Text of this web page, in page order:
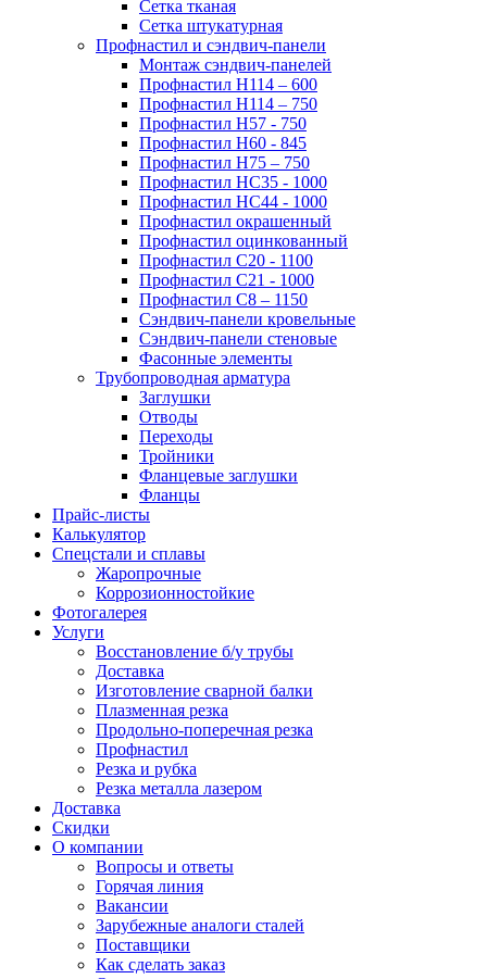
Сетка тканая
Сетка штукатурная
Профнастил и сэндвич-панели
Монтаж сэндвич-панелей
Профнастил Н114 – 600
Профнастил Н114 – 750
Профнастил Н57 - 750
Профнастил Н60 - 845
Профнастил Н75 – 750
Профнастил НС35 - 1000
Профнастил НС44 - 1000
Профнастил окрашенный
Профнастил оцинкованный
Профнастил С20 - 1100
Профнастил С21 - 1000
Профнастил С8 – 1150
Сэндвич-панели кровельные
Сэндвич-панели стеновые
Фасонные элементы
Трубопроводная арматура
Заглушки
Отводы
Переходы
Тройники
Фланцевые заглушки
Фланцы
Прайс-листы
Калькулятор
Спецстали и сплавы
Жаропрочные
Коррозионностойкие
Фотогалерея
Услуги
Восстановление б/у трубы
Доставка
Изготовление сварной балки
Плазменная резка
Продольно-поперечная резка
Профнастил
Резка и рубка
Резка металла лазером
Доставка
Скидки
О компании
Вопросы и ответы
Горячая линия
Вакансии
Зарубежные аналоги сталей
Поставщики
Как сделать заказ